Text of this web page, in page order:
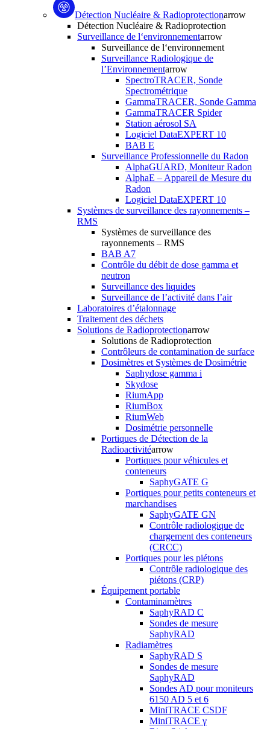
Détection Nucléaire & Radioprotectionarrow
Détection Nucléaire & Radioprotection
Surveillance de l‘environnementarrow
Surveillance de l‘environnement
Surveillance Radiologique de
l’Environnementarrow
SpectroTRACER, Sonde
Spectrométrique
GammaTRACER, Sonde Gamma
GammaTRACER Spider
Station aérosol SA
Logiciel DataEXPERT 10
BAB E
Surveillance Professionnelle du Radon
AlphaGUARD, Moniteur Radon
AlphaE – Appareil de Mesure du
Radon
Logiciel DataEXPERT 10
Systèmes de surveillance des rayonnements –
RMS
Systèmes de surveillance des
rayonnements – RMS
BAB A7
Contrôle du débit de dose gamma et
neutron
Surveillance des liquides
Surveillance de l’activité dans l’air
Laboratoires d’étalonnage
Traitement des déchets
Solutions de Radioprotectionarrow
Solutions de Radioprotection
Contrôleurs de contamination de surface
Dosimètres et Systèmes de Dosimétrie
Saphydose gamma i
Skydose
RiumApp
RiumBox
RiumWeb
Dosimétrie personnelle
Portiques de Détection de la
Radioactivitéarrow
Portiques pour véhicules et
conteneurs
SaphyGATE G
Portiques pour petits conteneurs et
marchandises
SaphyGATE GN
Contrôle radiologique de
chargement des conteneurs
(CRCC)
Portiques pour les piétons
Contrôle radiologique des
piétons (CRP)
Équipement portable
Contaminamètres
SaphyRAD C
Sondes de mesure
SaphyRAD
Radiamètres
SaphyRAD S
Sondes de mesure
SaphyRAD
Sondes AD pour moniteurs
6150 AD 5 et 6
MiniTRACE CSDF
MiniTRACE γ